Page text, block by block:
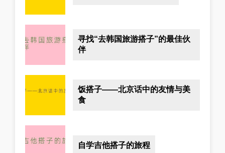
寻找“去韩国旅游搭子”的最佳伙
伴
饭搭子——北京话中的友情与美
食
自学吉他搭子的旅程